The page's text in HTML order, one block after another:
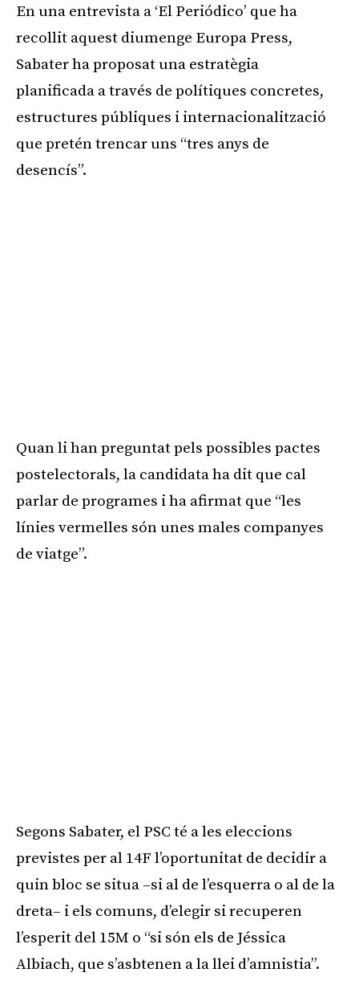
En una entrevista a ‘El Periódico’ que ha
recollit aquest diumenge Europa Press,
Sabater ha proposat una estratègia
planificada a través de polítiques concretes,
estructures públiques i internacionalització
que pretén trencar uns “tres anys de
desencís”.
Quan li han preguntat pels possibles pactes
postelectorals, la candidata ha dit que cal
parlar de programes i ha afirmat que “les
línies vermelles són unes males companyes
de viatge”.
Segons Sabater, el PSC té a les eleccions
previstes per al 14F l’oportunitat de decidir a
quin bloc se situa –si al de l’esquerra o al de la
dreta– i els comuns, d’elegir si recuperen
l’esperit del 15M o “si són els de Jéssica
Albiach, que s’asbtenen a la llei d’amnistia”.